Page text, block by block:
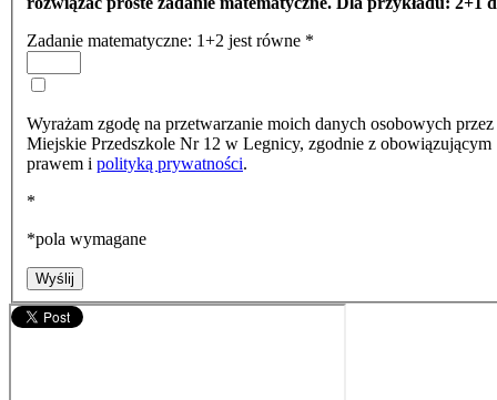
Zadanie matematyczne: 1+2 jest równe *
Wyrażam zgodę na przetwarzanie moich danych osobowych przez
Miejskie Przedszkole Nr 12 w Legnicy, zgodnie z obowiązującym
prawem i polityką prywatności.
*
*pola wymagane
Wyślij